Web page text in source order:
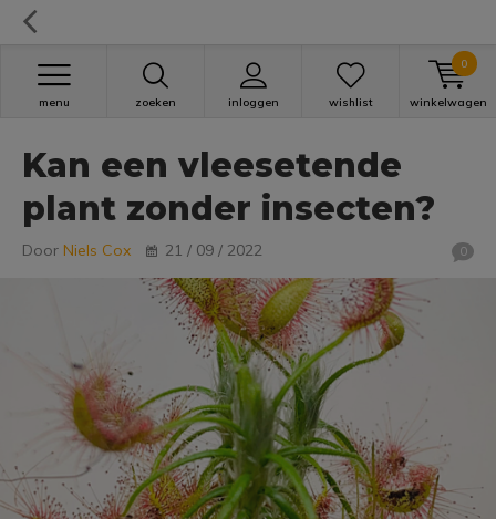
zoeken inloggen
menu wishlist winkelwagen
0
Kan een vleesetende
plant zonder insecten?
Door Niels Cox 21 / 09 / 2022 0